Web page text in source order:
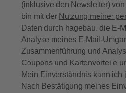
(inklusive den Newsletter)
bin mit der Nutzung meiner
Daten durch hagebau, die E-
Analyse meines E-Mail-
Zusammenführung und
Coupons und Kartenvorteile
Mein Einverständnis kann ich
Nach Bestätigung meines